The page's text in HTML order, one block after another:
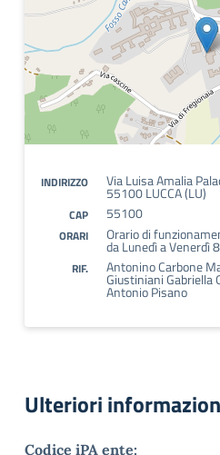
INDIRIZZO Via Luisa Amalia
55100 LUCCA (LU)
CAP 55100
ORARI Orario di
da Lunedì a Venerdì
RIF. Antonino Carbone
Giustiniani Gabriella
Antonio Pisano
Ulteriori
Codice iPA ente: